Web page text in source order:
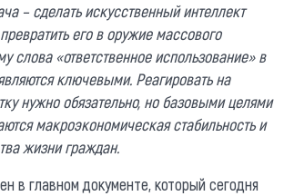
– сделать искусственный интеллект
его в оружие массового
слова «ответственное использование» в
ключевыми. Реагировать на
нужно обязательно, но базовыми целями
макроэкономическая стабильность и
жизни граждан.
в главном документе, который сегодня